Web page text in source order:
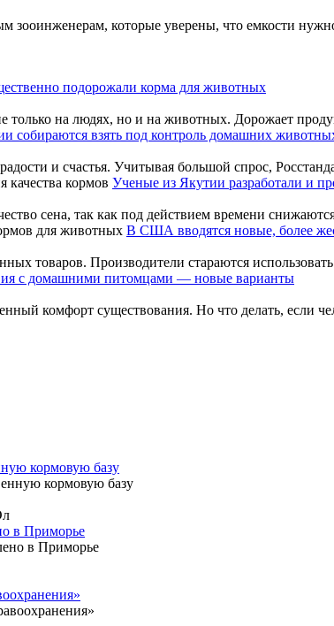
которые уверены, что емкости
подорожали корма для животных
только на людях, но и на животных. Дорожает
собираются взять под контроль домашних
и счастья. Учитывая большой спрос,
Ученые из Якутии разработали и
сена, так как под действием времени
В США вводятся новые, более
товаров. Производители стараются
с домашними питомцами — новые варианты
комфорт существования. Но что делать, если
кормовую базу
в Приморье